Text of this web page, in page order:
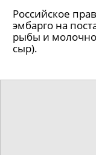
Российское
эмбарго на
рыбы и
сыр).